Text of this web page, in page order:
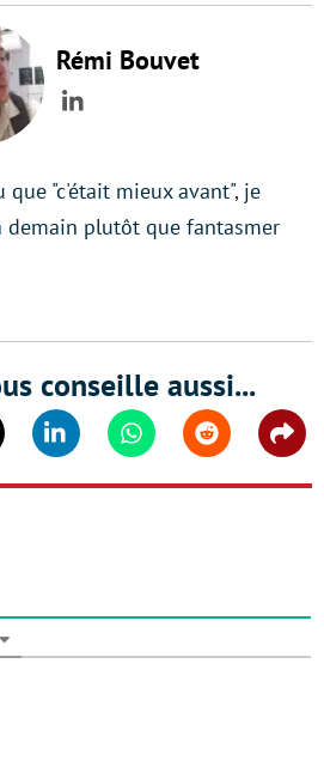
Rémi Bouvet
LinkedIn
"c'était mieux avant", je
demain plutôt que fantasmer
conseille aussi...
Linkedin WhatsappReddit